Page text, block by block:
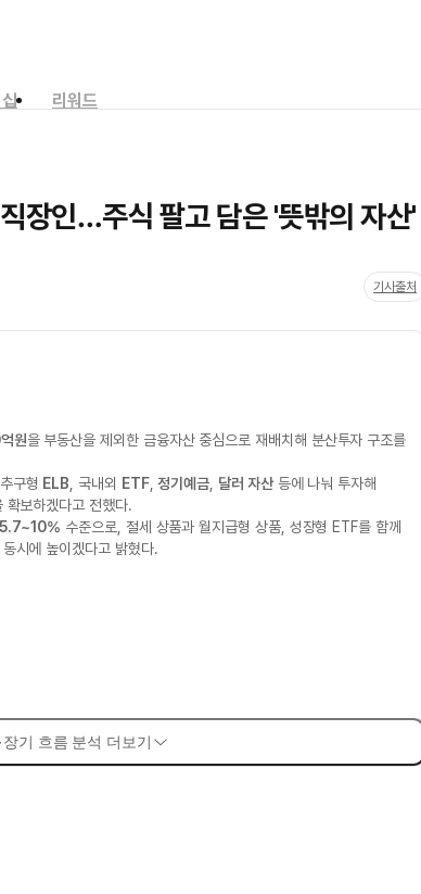
리워드
인…주식 팔고 담은 '뜻밖의 자산'
기사출처
원을 부동산을 제외한 금융자산 중심으로 재배치해 분산투자 구조를
구형 ELB , 국내외 ETF,정기예금 달러 자산등에 나눠 투자해
확보하겠다고 전했다.
5.7~10% 수준으로, 절세 상품과 월지급형 상품, 성장형 ETF를 함께
시에 높이겠다고 밝혔다.
장기 흐름 분석 더보기